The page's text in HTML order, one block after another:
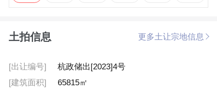
土拍信息 更多土让宗地信息
[出让编号]
杭政储出[2023]4号
[建筑面积]
65815㎡